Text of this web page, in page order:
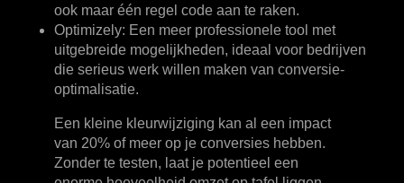
ook maar één regel code aan te raken.
Optimizely: Een meer professionele tool met
uitgebreide mogelijkheden, ideaal voor bedrijven
die serieus werk willen maken van conversie-
optimalisatie.
Een kleine kleurwijziging kan al een impact
van 20% of meer op je conversies hebben.
Zonder te testen, laat je potentieel een